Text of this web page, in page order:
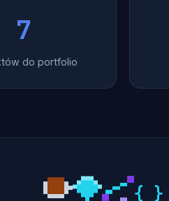
7
do portfolio
{ }